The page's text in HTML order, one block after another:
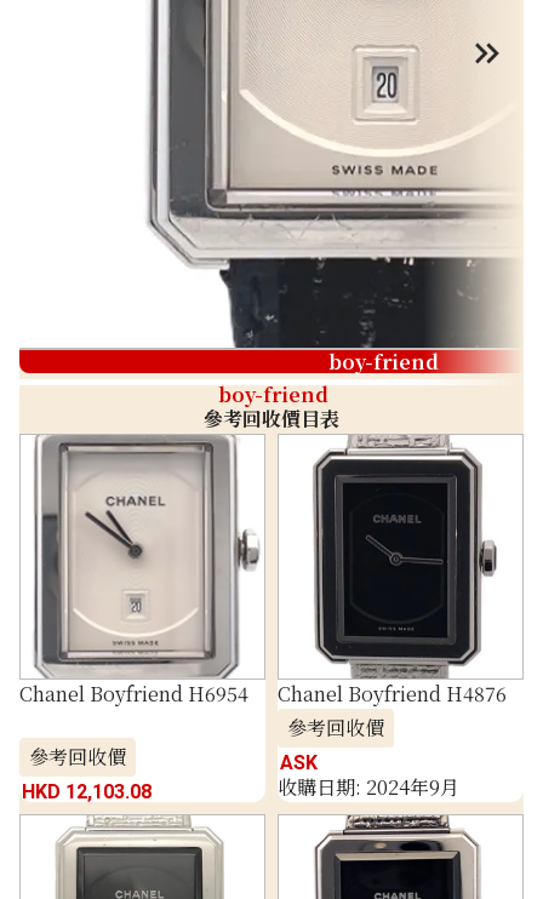
boy-friend
boy-friend
參考回收價目表
Chanel Boyfriend H6954
參考回收價
HKD 12,103.08
Chanel Boyfriend H4876
參考回收價
ASK
收購日期: 2024年9月